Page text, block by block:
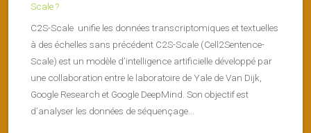
Scale ?
C2S-Scale unifie les données transcriptomiques et textuelles
à des échelles sans précédent C2S-Scale (Cell2Sentence-
Scale) est un modèle d’intelligence artificielle développé par
une collaboration entre le laboratoire de Yale de Van Dijk,
Google Research et Google DeepMind. Son objectif est
d’analyser les données de séquençage...